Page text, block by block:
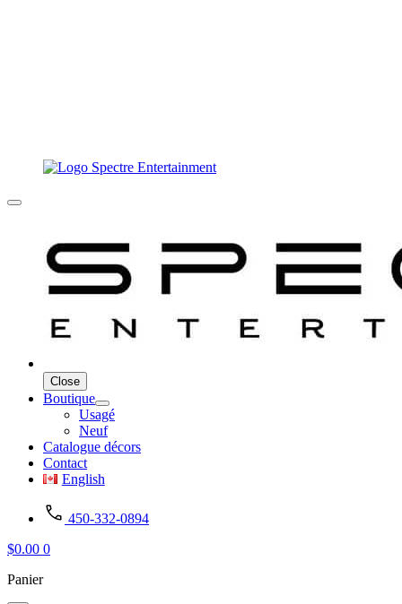
Close
Boutique
Usagé
Neuf
Catalogue décors
Contact
English
450-332-0894
$0.00 0
Panier